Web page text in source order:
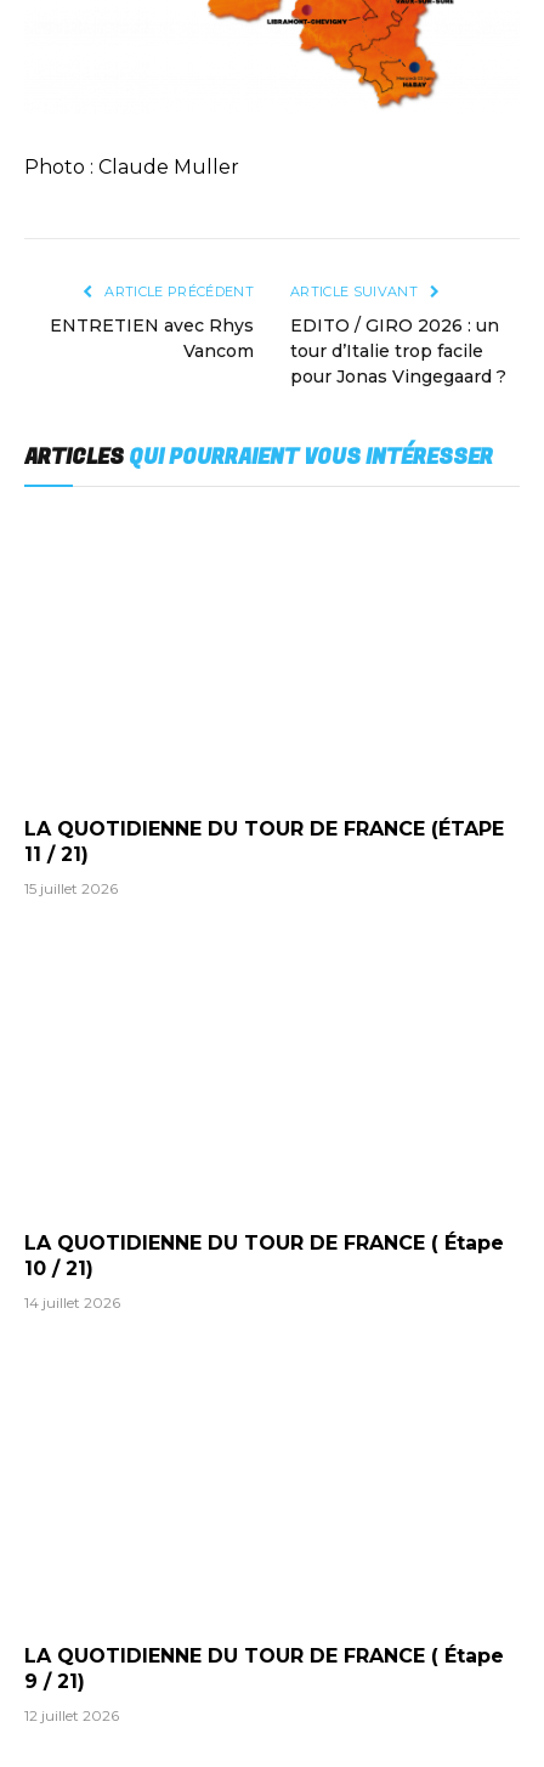
Photo : Claude Muller
ARTICLE PRÉCÉDENT
ENTRETIEN avec Rhys
Vancom
ARTICLE SUIVANT
EDITO / GIRO 2026 : un
tour d’Italie trop facile
pour Jonas Vingegaard ?
ARTICLES QUI POURRAIENT VOUS INTÉRESSER
LA QUOTIDIENNE DU TOUR DE FRANCE (ÉTAPE
11 / 21)
15 juillet 2026
LA QUOTIDIENNE DU TOUR DE FRANCE ( Étape
10 / 21)
14 juillet 2026
LA QUOTIDIENNE DU TOUR DE FRANCE ( Étape
9 / 21)
12 juillet 2026